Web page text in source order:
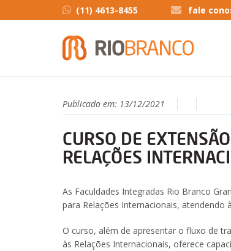
(11) 4613-8455 fale
Publicado em: 13/12/2021
CURSO DE
RELAÇÕES
As Faculdades Integradas Rio Branco
para Relações Internacionais,
O curso, além de apresentar o fluxo de
às Relações Internacionais, oferece